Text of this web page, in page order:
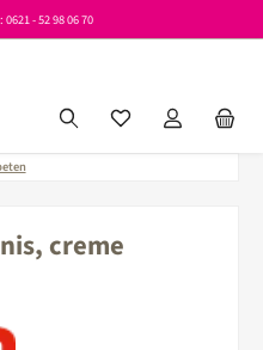
- 52 98 06 70
Du hast 0 Produkte
creme